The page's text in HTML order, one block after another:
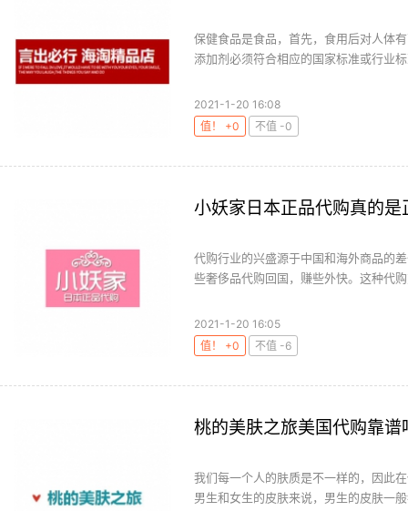
保健食品是食品，首先，食用后对人体
添加剂必须符合相应的国家标准或行业
2021-1-20 16:08
值！ +0
不值 -0
小妖家日本正品代购真的是
代购行业的兴盛源于中国和海外商品的
些奢侈品代购回国，赚些外快。这种代
2021-1-20 16:05
值！ +0
不值 -6
桃的美肤之旅美国代购靠谱
我们每一个人的肤质是不一样的，因此
男生和女生的皮肤来说，男生的皮肤一